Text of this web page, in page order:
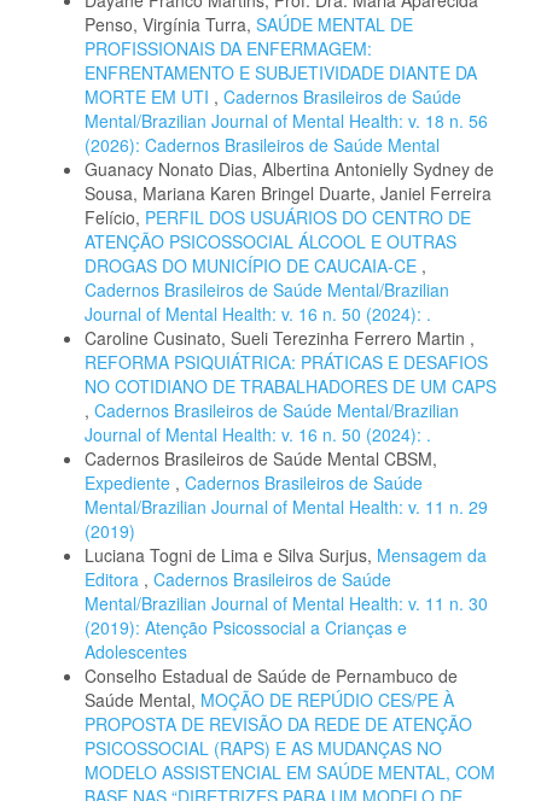
Penso, Virgínia Turra, SAÚDE MENTAL DE
PROFISSIONAIS DA ENFERMAGEM:
ENFRENTAMENTO E SUBJETIVIDADE DIANTE DA
MORTE EM UTI , Cadernos Brasileiros de Saúde
Mental/Brazilian Journal of Mental Health: v. 18 n. 56
(2026): Cadernos Brasileiros de Saúde Mental
Guanacy Nonato Dias, Albertina Antonielly Sydney de
Sousa, Mariana Karen Bringel Duarte, Janiel Ferreira
Felício, PERFIL DOS USUÁRIOS DO CENTRO DE
ATENÇÃO PSICOSSOCIAL ÁLCOOL E OUTRAS
DROGAS DO MUNICÍPIO DE CAUCAIA-CE ,
Cadernos Brasileiros de Saúde Mental/Brazilian
Journal of Mental Health: v. 16 n. 50 (2024): .
Caroline Cusinato, Sueli Terezinha Ferrero Martin ,
REFORMA PSIQUIÁTRICA: PRÁTICAS E DESAFIOS
NO COTIDIANO DE TRABALHADORES DE UM CAPS
, Cadernos Brasileiros de Saúde Mental/Brazilian
Journal of Mental Health: v. 16 n. 50 (2024): .
Cadernos Brasileiros de Saúde Mental CBSM,
Expediente , Cadernos Brasileiros de Saúde
Mental/Brazilian Journal of Mental Health: v. 11 n. 29
(2019)
Luciana Togni de Lima e Silva Surjus, Mensagem da
Editora , Cadernos Brasileiros de Saúde
Mental/Brazilian Journal of Mental Health: v. 11 n. 30
(2019): Atenção Psicossocial a Crianças e
Adolescentes
Conselho Estadual de Saúde de Pernambuco de
Saúde Mental, MOÇÃO DE REPÚDIO CES/PE À
PROPOSTA DE REVISÃO DA REDE DE ATENÇÃO
PSICOSSOCIAL (RAPS) E AS MUDANÇAS NO
MODELO ASSISTENCIAL EM SAÚDE MENTAL, COM